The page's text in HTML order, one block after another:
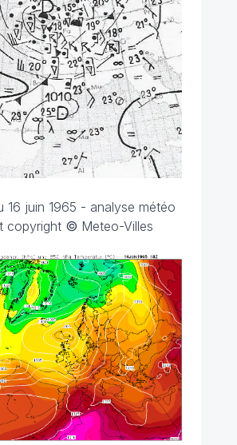
16 juin 1965 - analyse météo
copyright © Meteo-Villes